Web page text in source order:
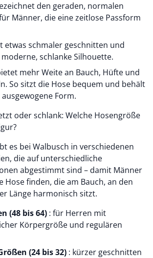
Männer, die eine zeitlose Passform
schlanke Silhouette.
So sitzt die Hose bequem und behält
Form.
oder schlank: Welche Hosengröße
es bei Walbusch in verschiedenen
die auf unterschiedliche
abgestimmt sind – damit Männer
Hose finden, die am Bauch, an den
Länge harmonisch sitzt.
(48 bis 64) : für Herren mit
Körpergröße und regulären
(24 bis 32) : kürzer geschnitten